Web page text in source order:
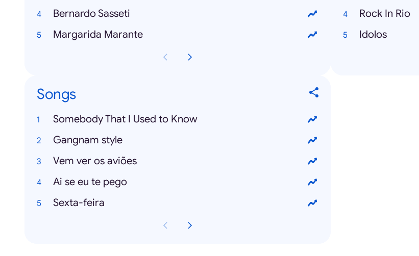
Bernardo Sasseti
Margarida Marante
Rock In Rio
Idolos
Songs
Somebody That I Used to Know
Gangnam style
Vem ver os aviões
Ai se eu te pego
Sexta-feira